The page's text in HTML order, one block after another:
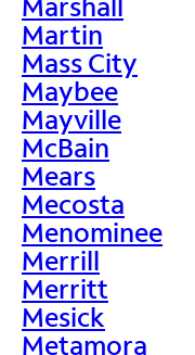
Martin
Mass City
Maybee
Mayville
McBain
Mears
Mecosta
Menominee
Merrill
Merritt
Mesick
Metamora